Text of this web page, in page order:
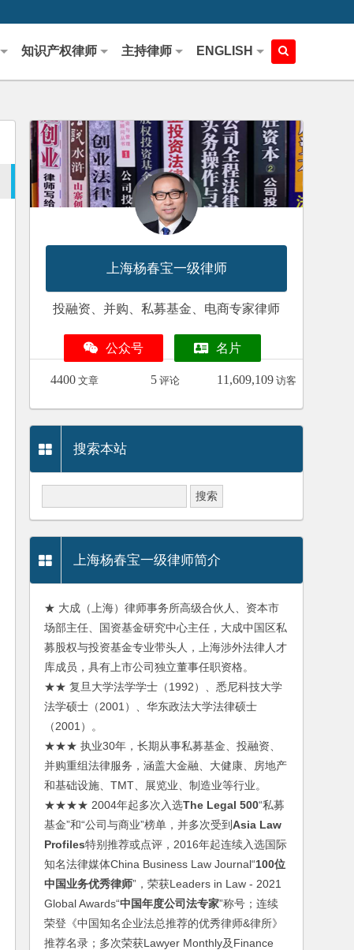
知识产权律师 主持律师 ENGLISH
上海杨春宝一级律师
投融资、并购、私募基金、电商专家律师
公众号 名片
4400 文章 5 评论 11,609,109 访客
搜索本站
上海杨春宝一级律师简介
★ 大成（上海）律师事务所高级合伙人、资本市
场部主任、国资基金研究中心主任，大成中国区私
募股权与投资基金专业带头人，上海涉外法律人才
库成员，具有上市公司独立董事任职资格。
★★ 复旦大学法学学士（1992）、悉尼科技大学
法学硕士（2001）、华东政法大学法律硕士
（2001）。
★★★ 执业30年，长期从事私募基金、投融资、
并购重组法律服务，涵盖大金融、大健康、房地产
和基础设施、TMT、展览业、制造业等行业。
★★★★ 2004年起多次入选The Legal 500“私募
基金”和“公司与商业”榜单，并多次受到Asia Law
Profiles特别推荐或点评，2016年起连续入选国际
知名法律媒体China Business Law Journal“100位
中国业务优秀律师”，荣获Leaders in Law - 2021
Global Awards“中国年度公司法专家”称号；连续
荣登《中国知名企业法总推荐的优秀律师&律所》
推荐名录；多次荣获Lawyer Monthly及Finance